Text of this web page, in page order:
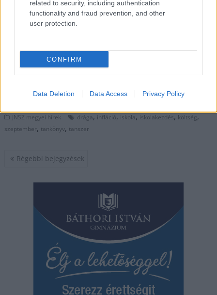
related to security, including authentication
functionality and fraud prevention, and other
user protection.
CONFIRM
Data Deletion Data Access Privacy Policy
az eddigieknél is árérzékenyebbek lettek a magyar vásárlók és
az iskolakezdésre készülő szülők. Akciókkal és kecsegtető
kedvezményekkel találkozhatunk Jász-Nagykun-Szolnok
áruházláncok polcain, de akárhogyan spórolunk, így is súlyos
tízezrekbe kerül a csemete szeptemberi elindítása. Néhány
termék közel 40 százalékkal drágult a tavalyi…
TOVÁBB OLVASOM
JNSZ megyei hírek drága,infláció,iskola,iskolakezdés,költség,
szeptember, tankönyv, tanszer
Bejegyzés
Régebbi bejegyzések